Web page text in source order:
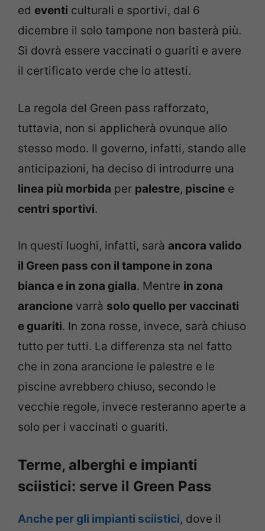
ed eventi culturali e sportivi, dal 6
dicembre il solo tampone non basterà più.
Si dovrà essere vaccinati o guariti e avere
il certificato verde che lo attesti.
La regola del Green pass rafforzato,
tuttavia, non si applicherà ovunque allo
stesso modo. Il governo, infatti, stando alle
anticipazioni, ha deciso di introdurre una
linea più morbida per palestre, piscine e
centri sportivi.
In questi luoghi, infatti, sarà ancora valido
il Green pass con il tampone in zona
bianca e in zona gialla. Mentre in zona
arancione varrà solo quello per vaccinati
e guariti. In zona rosse, invece, sarà chiuso
tutto per tutti. La differenza sta nel fatto
che in zona arancione le palestre e le
piscine avrebbero chiuso, secondo le
vecchie regole, invece resteranno aperte a
solo per i vaccinati o guariti.
Terme, alberghi e impianti
sciistici: serve il Green Pass
Anche per gli impianti sciistici, dove il